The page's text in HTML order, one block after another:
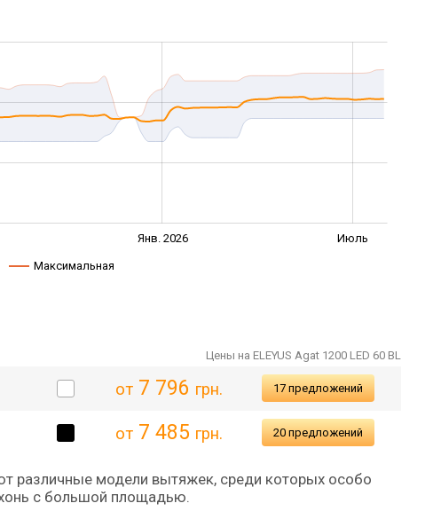
Янв. 2026 Июль
Максимальная
Цены на ELEYUS Agat 1200 LED 60 BL
от7 796 грн. 17 предложений
от7 485 грн. 20 предложений
различные модели вытяжек, среди которых особо
с большой площадью.